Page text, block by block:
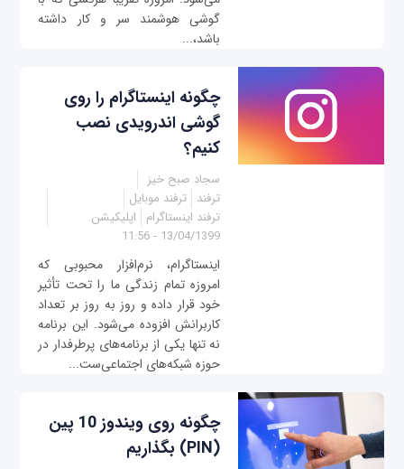
گوشی هوشمند سر و کار داشته
باشد،...
چگونه اینستاگرام را روی
گوشی اندرویدی نصب
کنیم؟
سجاد صبح خیز
ترفند ترفند موبایل
ترفند اینستاگرام
اپلیکیشن
13/04/1399 - 11:56
اینستاگرام، نرم‌افزار محبوبی که
امروزه تمام زندگی ما را تحت تأثیر
خود قرار داده و روز به روز بر تعداد
کاربرانش افزوده می‌شود. این برنامه
نه تنها یکی از برنامه‌های پرطرفدار در
حوزه شبکه‌های اجتماعی‌ست...
چگونه روی ویندوز 10 پین
(PIN) بگذاریم